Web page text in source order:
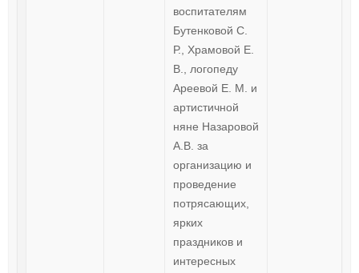
воспитателям
Бутенковой С.
Р., Храмовой Е.
В., логопеду
Ареевой Е. М. и
артистичной
няне Назаровой
А.В. за
организацию и
проведение
потрясающих,
ярких
праздников и
интересных